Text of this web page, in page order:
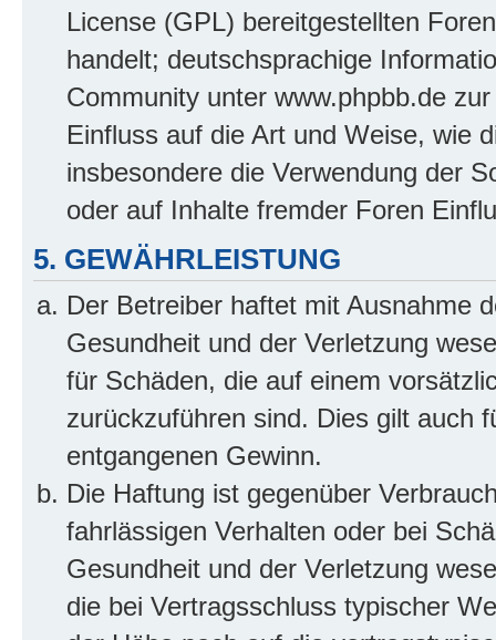
License (GPL) bereitgestellten
handelt; deutschsprachige
Community unter www.phpbb.de
Einfluss auf die Art und Weise, wie
insbesondere die Verwendung der
oder auf Inhalte fremder Foren
5. GEWÄHRLEISTUNG
Der Betreiber haftet mit Ausnahme
Gesundheit und der Verletzung
für Schäden, die auf einem
zurückzuführen sind. Dies gilt auch
entgangenen Gewinn.
Die Haftung ist gegenüber
fahrlässigen Verhalten oder bei
Gesundheit und der Verletzung
die bei Vertragsschluss typischer